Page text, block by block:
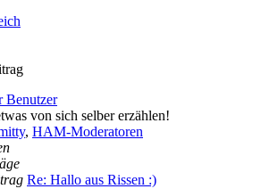
Benutzer
von sich selber erzählen!
, HAM-Moderatoren
Re: Hallo aus Rissen :)